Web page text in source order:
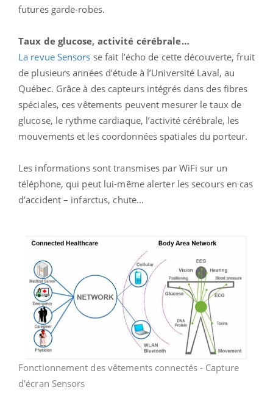
futures garde-robes.
Taux de glucose, activité cérébrale…
La revue Sensors se fait l’écho de cette découverte, fruit
de plusieurs années d’étude à l’Université Laval, au
Québec. Grâce à des capteurs intégrés dans des fibres
spéciales, ces vêtements peuvent mesurer le taux de
glucose, le rythme cardiaque, l’activité cérébrale, les
mouvements et les coordonnées spatiales du porteur.
Les informations sont transmises par WiFi sur un
téléphone, qui peut lui-même alerter les secours en cas
d’accident – infarctus, chute…
Fonctionnement des vêtements connectés - Capture
d'écran Sensors